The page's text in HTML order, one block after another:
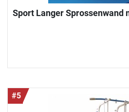
Sport Langer Sprossenwand
#5